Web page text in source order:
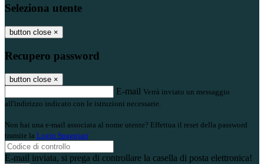
Seleziona utente
button close ×
Recupero password
button close ×
E-mail Verrà inviato un messaggio
all'indirizzo indicato con le istruzioni necessarie.
Non hai una e-mail associata al nome utente? Effettua il reset della password
tramite la Login Spaggiari
E-mail inviata, si prega di controllare la casella di posta elettronica!